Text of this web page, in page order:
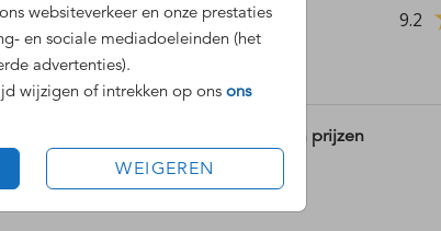
websiteverkeer en onze prestaties
en sociale mediadoeleinden (het
advertenties).
wijzigen of intrekken op ons ons
WEIGEREN
9.2
Formaten en prijzen